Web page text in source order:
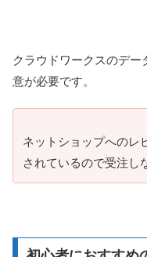
クラウドワークスのデ
意が必要です。
ネットショップへのレ
されているので受注し